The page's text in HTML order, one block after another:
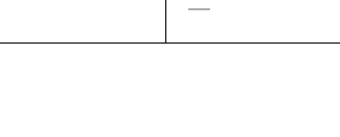
—